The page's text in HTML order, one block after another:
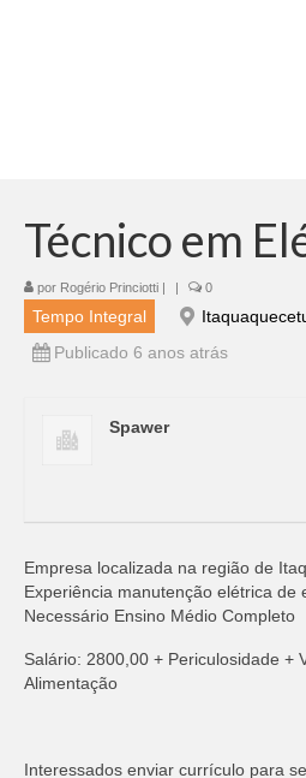
Técnico em
por Rogério Princiotti | | 0
Tempo Integral
Publicado 6 anos atrás
Spawer
Empresa localizada na região de
Experiência manutenção elétrica de
Necessário Ensino Médio Completo
Salário: 2800,00 + Periculosidade +
Alimentação
Interessados enviar currículo para